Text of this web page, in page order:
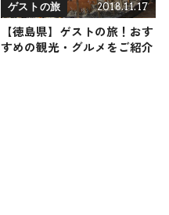
ゲストの旅 2018.11.17
【徳島県】ゲストの旅！おす
すめの観光・グルメをご紹介